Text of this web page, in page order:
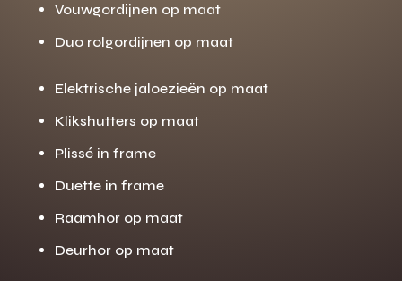
Vouwgordijnen op maat
Duo rolgordijnen op maat
Elektrische jaloezieën op maat
Klikshutters op maat
Plissé in frame
Duette in frame
Raamhor op maat
Deurhor op maat